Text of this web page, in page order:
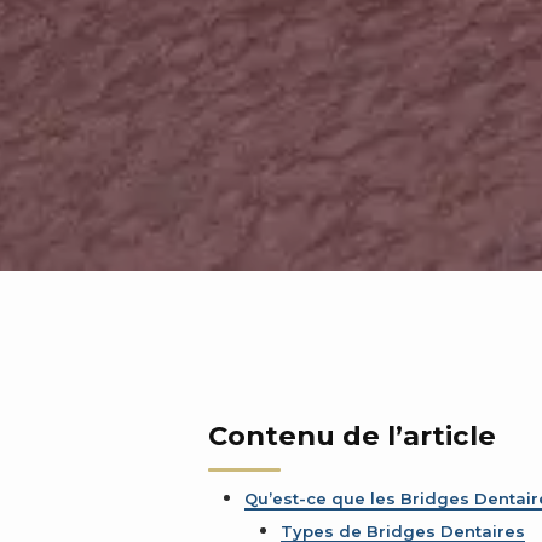
Contenu de l’article
Qu’est-ce que les Bridges
Types de Bridges Dentaires